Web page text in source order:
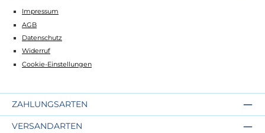
Impressum
AGB
Datenschutz
Widerruf
Cookie-Einstellungen
ZAHLUNGSARTEN
VERSANDARTEN